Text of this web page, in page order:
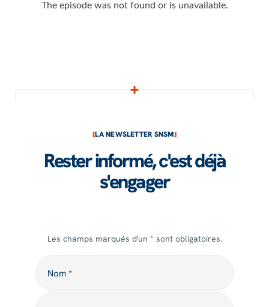
LA NEWSLETTER SNSM
Rester informé, c'est déjà
s'engager
Les champs marqués d'un * sont obligatoires.
Nom *